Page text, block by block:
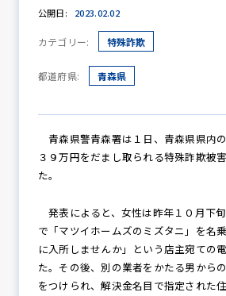
防犯活動ニュー
防犯パトロー
防犯セミナー
防犯対策情報
公開日: 2023.02.02
カテゴリー: 特殊詐欺
都道府県: 青森県
青森県警青森署は１日、青森県県内
３９万円をだまし取られる特殊詐欺被
た。
発表によると、女性は昨年１０月下
で「マツイホームズのミズタニ」を名
に入所しませんか」という店主宛ての
た。その後、別の業者をかたる男から
をつけられ、解決金名目で指定された